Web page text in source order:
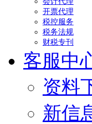
开票代理
税控服务
税务法规
财税专刊
客服中
资料
新信